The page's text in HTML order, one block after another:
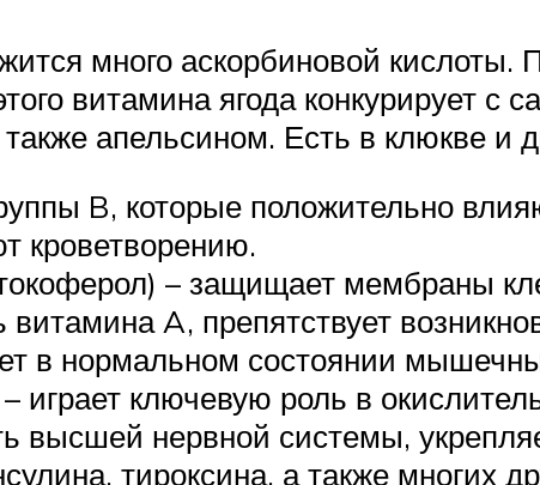
много аскорбиновой кислоты.
витамина ягода конкурирует
апельсином. Есть в клюкве и
B, которые положительно
кроветворению.
– защищает мембраны
витамина A, препятствует
в нормальном состоянии
играет ключевую роль в
высшей нервной системы,
тироксина, а также многих